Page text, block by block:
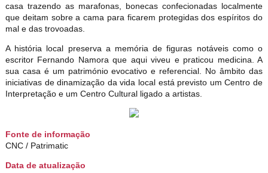
casa trazendo as marafonas, bonecas confecionadas localmente
que deitam sobre a cama para ficarem protegidas dos espíritos do
mal e das trovoadas.
A história local preserva a memória de figuras notáveis como o
escritor Fernando Namora que aqui viveu e praticou medicina. A
sua casa é um património evocativo e referencial. No âmbito das
iniciativas de dinamização da vida local está previsto um Centro de
Interpretação e um Centro Cultural ligado a artistas.
Fonte de informação
CNC / Patrimatic
Data de atualização